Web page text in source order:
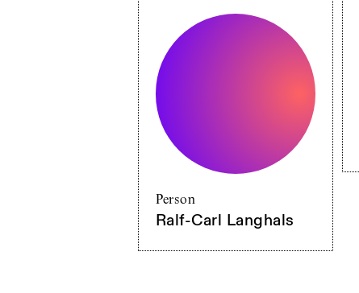
Person
Ralf-Carl Langhals